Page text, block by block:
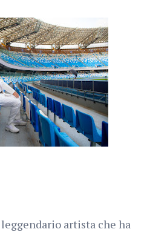
artista che ha